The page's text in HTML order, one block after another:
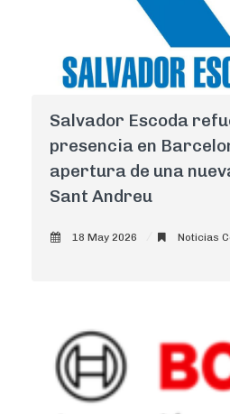
Salvador Escoda
presencia en
apertura de una
Sant Andreu
18 May 2026
Noticias